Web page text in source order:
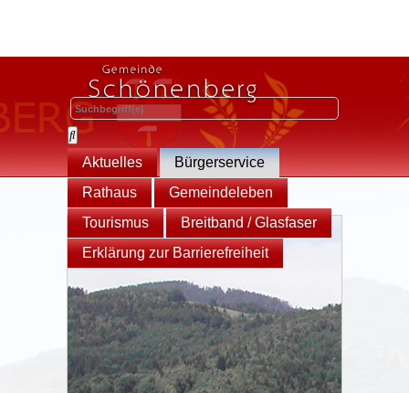
Aktuelles
Bürgerservice
Rathaus
Gemeindeleben
Tourismus
Breitband / Glasfaser
Erklärung zur Barrierefreiheit